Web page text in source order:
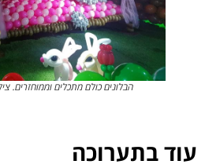
כולם מתכלים וממוחזרים. צילום: שלגית אשטמקר